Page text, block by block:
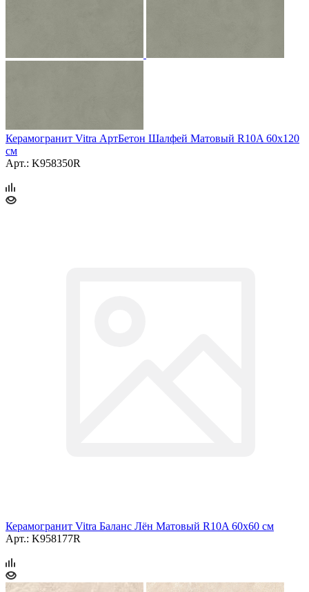
Керамогранит Vitra АртБетон Шалфей Матовый R10A 60x120
см
Арт.: K958350R
Керамогранит Vitra Баланс Лён Матовый R10A 60x60 см
Арт.: K958177R